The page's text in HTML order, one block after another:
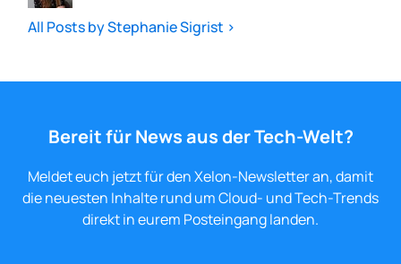
All Posts by Stephanie Sigrist >
Bereit für News aus der Tech-Welt?
Meldet euch jetzt für den Xelon-Newsletter an, damit
die neuesten Inhalte rund um Cloud- und Tech-Trends
direkt in eurem Posteingang landen.